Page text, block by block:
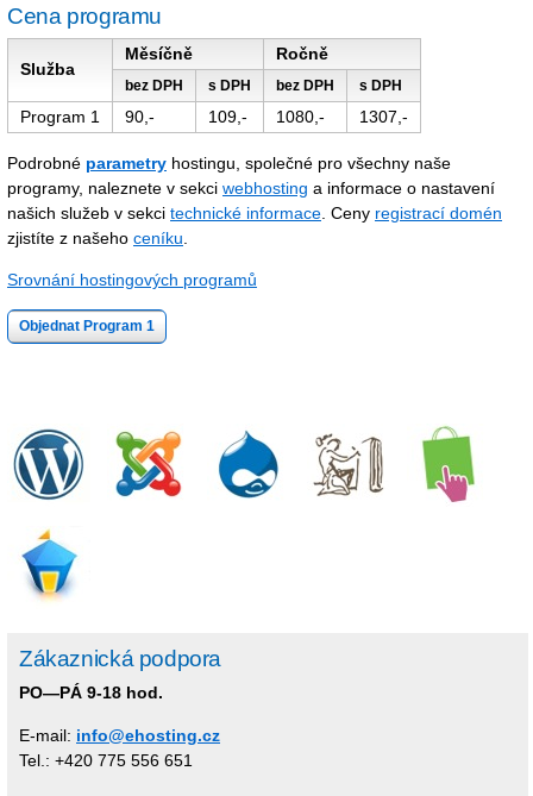
Cena programu
Služba
Měsíčně Ročně
bez DPH s DPH bez DPH s DPH
Program 1 90,- 109,- 1080,- 1307,-
Podrobné parametry hostingu, společné pro všechny naše
programy, naleznete v sekci webhosting a informace o nastavení
našich služeb v sekci technické informace . Ceny registrací domén
zjistíte z našeho ceníku
Srovnání hostingových programů
Objednat Program 1
Zákaznická podpora
PO—PÁ 9-18 hod.
E-mail: info@ehosting.cz
Tel.: +420 775 556 651